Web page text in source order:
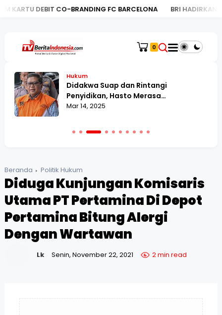
BRANDING FC BARCELONA BRI HADIRKAN LUCKY DRAW
0
Hukum
Didakwa Suap dan Rintangi
Penyidikan, Hasto Merasa
Dikriminalisasi
Mar 14, 2025
Beranda Politik Hukum
Diduga Kunjungan Komisaris
Utama PT Pertamina Di Depot
Pertamina Bitung Alergi
Dengan Wartawan
Lk Senin, November 22, 2021 2 min read